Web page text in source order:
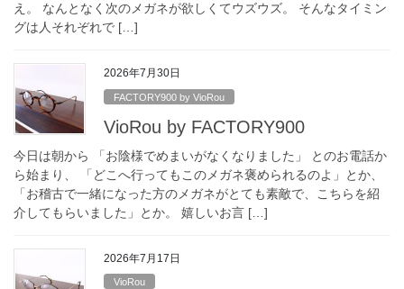
え。 なんとなく次のメガネが欲しくてウズウズ。 そんなタイミン
グは人それぞれで […]
2026年7月30日
FACTORY900 by VioRou
VioRou by FACTORY900
今日は朝から 「お陰様でめまいがなくなりました」 とのお電話か
ら始まり、 「どこへ行ってもこのメガネ褒められるのよ」とか、
「お稽古で一緒になった方のメガネがとても素敵で、こちらを紹
介してもらいました」とか。 嬉しいお言 […]
2026年7月17日
VioRou